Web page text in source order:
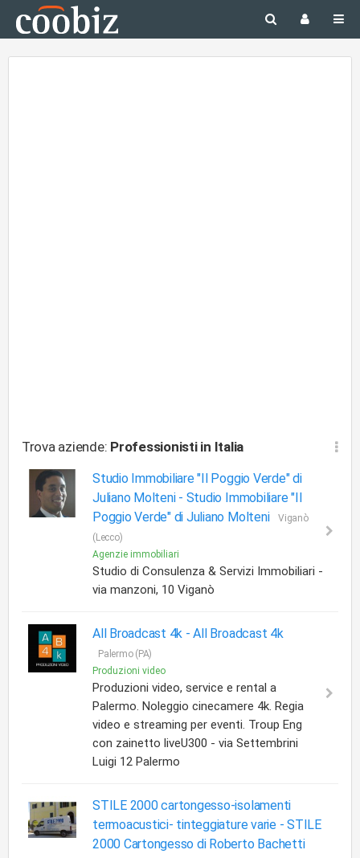
Trova aziende: Professionisti in Italia
Studio Immobiliare "Il Poggio Verde" di
Juliano Molteni - Studio Immobiliare "Il
Poggio Verde" di Juliano Molteni
Viganò
(Lecco)
Agenzie immobiliari
Studio di Consulenza & Servizi Immobiliari -
via manzoni, 10 Viganò
All Broadcast 4k -All Broadcast 4k
Palermo (PA)
Produzioni video
Produzioni video, service e rental a
Palermo. Noleggio cinecamere 4k. Regia
video e streaming per eventi. Troup Eng
con zainetto liveU300 - via Settembrini
Luigi 12 Palermo
STILE 2000 cartongesso-isolamenti
termoacustici- tinteggiature varie -STILE
2000 Cartongesso di Roberto Bachetti